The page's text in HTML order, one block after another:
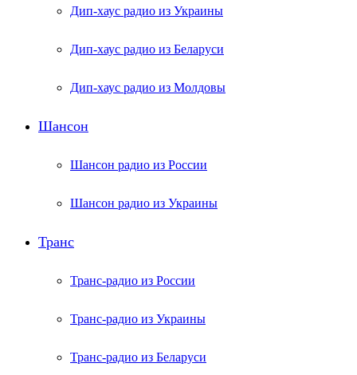
Дип-хаус радио из Украины
Дип-хаус радио из Беларуси
Дип-хаус радио из Молдовы
Шансон
Шансон радио из России
Шансон радио из Украины
Транс
Транс-радио из России
Транс-радио из Украины
Транс-радио из Беларуси